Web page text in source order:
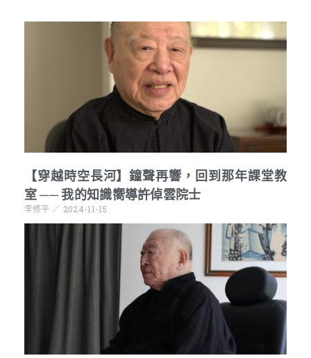
【穿越時空長河】鐘聲再響，回到那年課堂教
室 ── 我的知識嚮導許倬雲院士
李修平 2024-11-15